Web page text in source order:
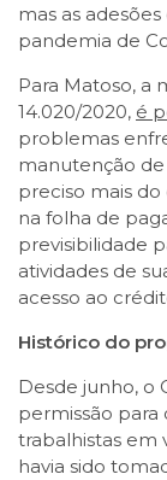
mas as
pandemia de
Para Matoso, a
14.020/2020, é
problemas
manutenção de
preciso mais
na folha de
previsibilidade
atividades de
acesso ao
Histórico do
Desde junho, o
permissão para
trabalhistas em
havia sido